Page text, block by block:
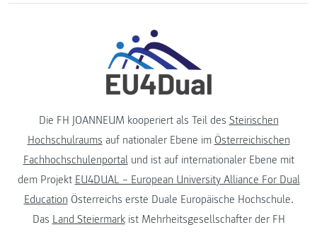
Die FH JOANNEUM kooperiert als Teil des Steirischen
Hochschulraums auf nationaler Ebene im Österreichischen
Fachhochschulenportalund ist auf internationaler Ebene mit
dem Projekt EU4DUAL – European University Alliance For Dual
Education Österreichs erste Duale Europäische Hochschule.
Das Land Steiermarkist Mehrheitsgesellschafter der FH